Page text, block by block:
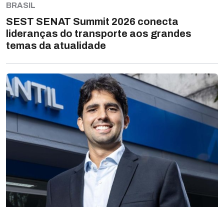
BRASIL
SEST SENAT Summit 2026 conecta
lideranças do transporte aos grandes
temas da atualidade